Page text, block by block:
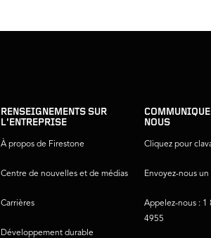
RENSEIGNEMENTS SUR
L’ENTREPRISE
À propos de Firestone
Centre de nouvelles et de médias
Carrières
Développement durable
NOUS
Cliquez pour
Envoyez-nous un
Appelez-nous : 1
4955